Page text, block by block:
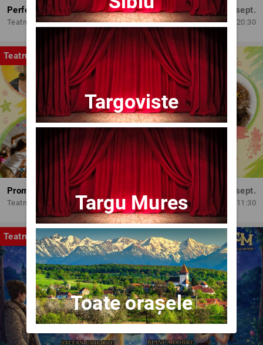
Perfect Necăsătoriți
Teatrul Amzei
Mar, 15 sept.
20:30
Teatru
Promit să mă joc!
Teatrul Amzei
Dum, 13 sept.
11:30
Teatru
Targoviste
Targu Mures
Toate orașele